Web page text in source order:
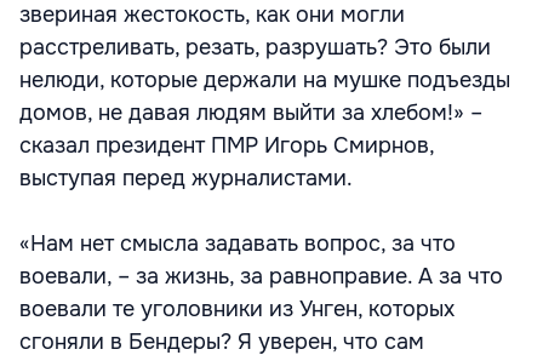
звериная жестокость, как они могли
расстреливать, резать, разрушать? Это были
нелюди, которые держали на мушке подъезды
домов, не давая людям выйти за хлебом!» –
сказал президент ПМР Игорь Смирнов,
выступая перед журналистами.
«Нам нет смысла задавать вопрос, за что
воевали, – за жизнь, за равноправие. А за что
воевали те уголовники из Унген, которых
сгоняли в Бендеры? Я уверен, что сам